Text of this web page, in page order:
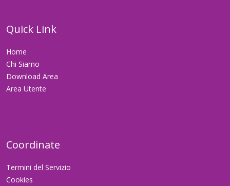
Quick Link
Home
Chi Siamo
Download Area
Area Utente
Coordinate
Termini del Servizio
Cookies